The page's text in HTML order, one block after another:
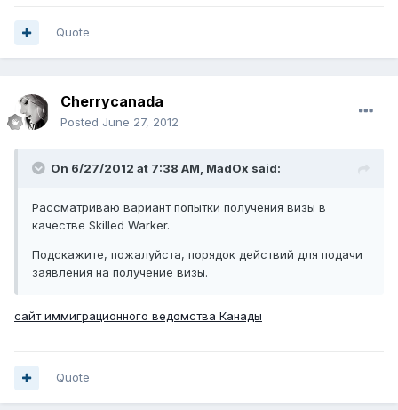
Quote
Cherrycanada
Posted June 27, 2012
On 6/27/2012 at 7:38 AM, MadOx said:
Рассматриваю вариант попытки получения визы в
качестве Skilled Warker.
Подскажите, пожалуйста, порядок действий для подачи
заявления на получение визы.
сайт иммиграционного ведомства Канады
Quote